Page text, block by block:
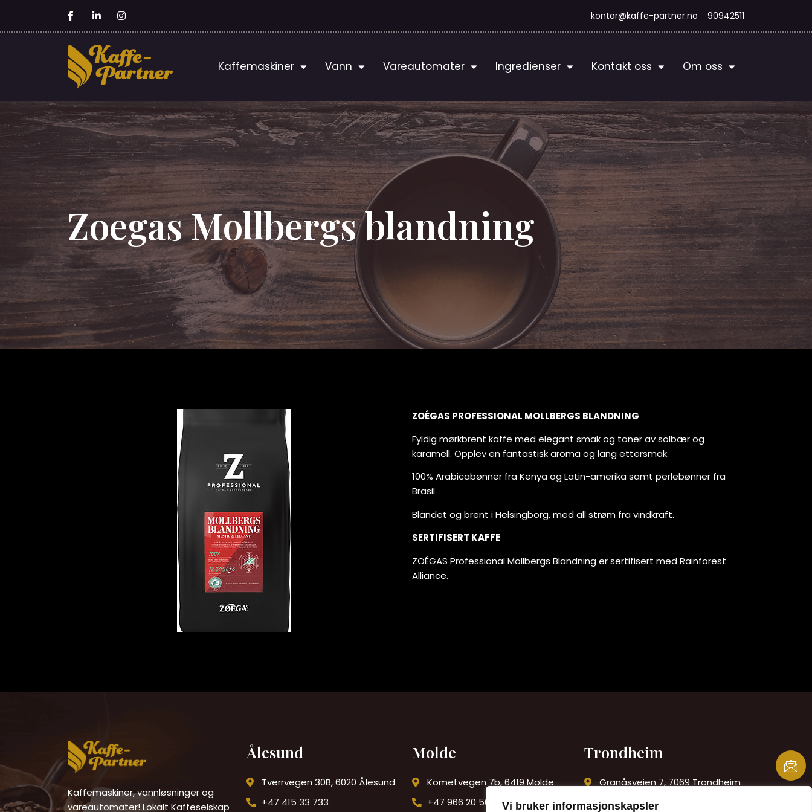
Vi bruker informasjonskapsler
kontor@kaffe-partner.no 90942511
Kaffemaskiner Vann Vareautomater Ingredienser Kontakt oss Om oss
Zoegas Mollbergs blandning
ZOÉGAS PROFESSIONAL MOLLBERGS BLANDNING
Fyldig mørkbrent kaffe med elegant smak og toner av solbær og
karamell. Opplev en fantastisk aroma og lang ettersmak.
100% Arabicabønner fra Kenya og Latin-amerika samt perlebønner fra
Brasil
Blandet og brent i Helsingborg, med all strøm fra vindkraft.
SERTIFISERT KAFFE
ZOÉGAS Professional Mollbergs Blandning er sertifisert med Rainforest
Alliance.
Kaffemaskiner, vannløsninger og
vareautomater! Lokalt Kaffeselskap
Ålesund
Tverrvegen 30B, 6020 Ålesund
+47 415 33 733
Molde
Kometvegen 7b, 6419 Molde
+47 966 20 508
Trondheim
Granåsveien 7, 7069 Trondheim
+47 415 33 733